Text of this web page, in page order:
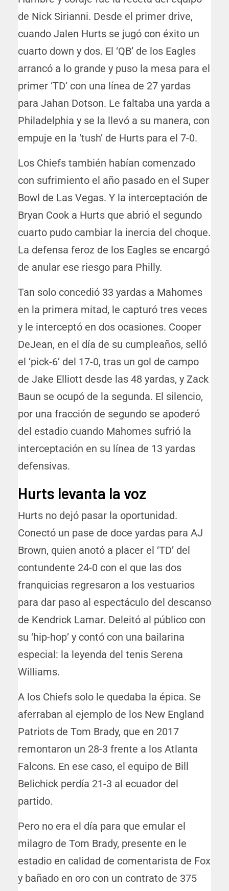
de Nick Sirianni. Desde el primer drive,
cuando Jalen Hurts se jugó con éxito un
cuarto down y dos. El ‘QB’ de los Eagles
arrancó a lo grande y puso la mesa para el
primer ‘TD’ con una línea de 27 yardas
para Jahan Dotson. Le faltaba una yarda a
Philadelphia y se la llevó a su manera, con
empuje en la ‘tush’ de Hurts para el 7-0.
Los Chiefs también habían comenzado
con sufrimiento el año pasado en el Super
Bowl de Las Vegas. Y la interceptación de
Bryan Cook a Hurts que abrió el segundo
cuarto pudo cambiar la inercia del choque.
La defensa feroz de los Eagles se encargó
de anular ese riesgo para Philly.
Tan solo concedió 33 yardas a Mahomes
en la primera mitad, le capturó tres veces
y le interceptó en dos ocasiones. Cooper
DeJean, en el día de su cumpleaños, selló
el ‘pick-6’ del 17-0, tras un gol de campo
de Jake Elliott desde las 48 yardas, y Zack
Baun se ocupó de la segunda. El silencio,
por una fracción de segundo se apoderó
del estadio cuando Mahomes sufrió la
interceptación en su línea de 13 yardas
defensivas.
Hurts levanta la voz
Hurts no dejó pasar la oportunidad.
Conectó un pase de doce yardas para AJ
Brown, quien anotó a placer el ‘TD’ del
contundente 24-0 con el que las dos
franquicias regresaron a los vestuarios
para dar paso al espectáculo del descanso
de Kendrick Lamar. Deleitó al público con
su ‘hip-hop’ y contó con una bailarina
especial: la leyenda del tenis Serena
Williams.
A los Chiefs solo le quedaba la épica. Se
aferraban al ejemplo de los New England
Patriots de Tom Brady, que en 2017
remontaron un 28-3 frente a los Atlanta
Falcons. En ese caso, el equipo de Bill
Belichick perdía 21-3 al ecuador del
partido.
Pero no era el día para que emular el
milagro de Tom Brady, presente en le
estadio en calidad de comentarista de Fox
y bañado en oro con un contrato de 375